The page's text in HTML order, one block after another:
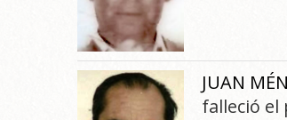
JUAN
falleció el